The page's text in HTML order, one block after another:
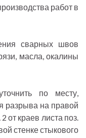
работ в
сварных швов
масла, окалины
по месту,
разрыва на правой
от краев листа поз.
стенке стыкового